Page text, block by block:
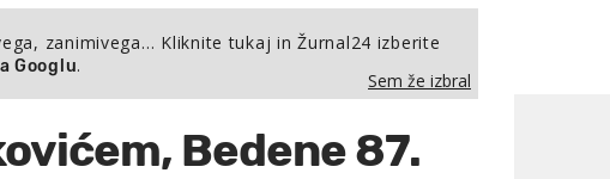
zanimivega… Kliknite tukaj in Žurnal24 izberite
Googlu.
Sem že izbral
Bedene 87.